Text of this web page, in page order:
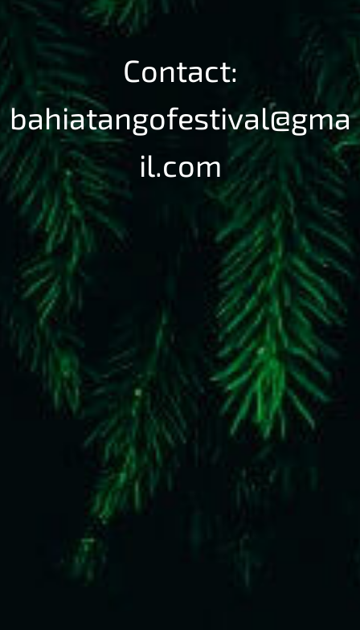
Contact:
bahiatangofestival@gma
il.com